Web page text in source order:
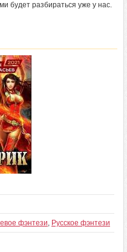
будет разбираться уже у нас.
фэнтези, Русское фэнтези